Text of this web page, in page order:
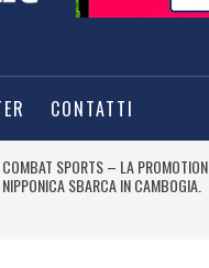
CONTATTI
COMBAT SPORTS – LA PROMOTION
NIPPONICA SBARCA IN CAMBOGIA.